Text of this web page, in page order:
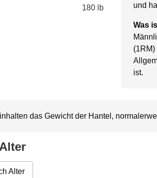
180 lb
und
Was
ist.
das Gewicht der Hantel,
Alter